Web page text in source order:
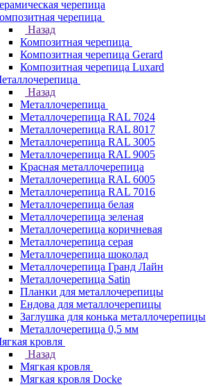
черепица
черепица
Назад
Композитная черепица
Композитная черепица Gerard
Композитная черепица Luxard
Назад
Металлочерепица
Металлочерепица RAL 7024
Металлочерепица RAL 8017
Металлочерепица RAL 3005
Металлочерепица RAL 9005
Красная металлочерепица
Металлочерепица RAL 6005
Металлочерепица RAL 7016
Металлочерепица белая
Металлочерепица зеленая
Металлочерепица коричневая
Металлочерепица серая
Металлочерепица шоколад
Металлочерепица Гранд Лайн
Металлочерепица Satin
Планки для металлочерепицы
Ендова для металлочерепицы
Заглушка для конька металлочерепицы
Металлочерепица 0,5 мм
кровля
Назад
Мягкая кровля
Мягкая кровля Docke